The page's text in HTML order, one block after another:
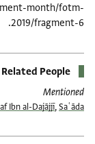
month/fotm-
2019/fragment-6.
Related People
Mentioned
Ibn al-Dajājjī,Saʿāda